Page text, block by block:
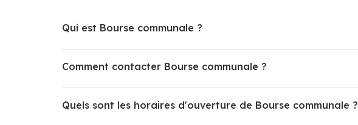
Qui est Bourse communale ?
Comment contacter Bourse communale ?
Quels sont les horaires d'ouverture de Bourse communale ?